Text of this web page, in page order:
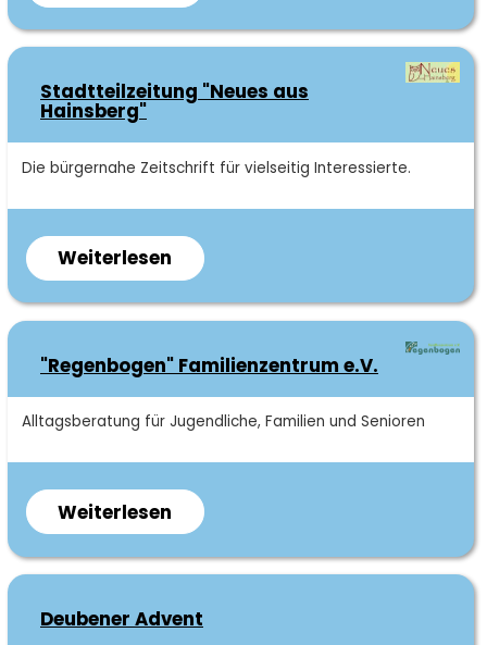
-
Beratung
LSBTIQ+
und
deren
Angehörige.
48h
Aktion
Stadtteilzeitung "Neues aus
Hainsberg"
Kurzbeschreibung
Die bürgernahe Zeitschrift für vielseitig Interessierte.
Weiterlesen über
Stadtteilzeitung
"Neues
Hainsberg"
"Regenbogen" Familienzentrum e.V.
Kurzbeschreibung
Alltagsberatung für Jugendliche, Familien und Senioren
Weiterlesen über
"Regenbogen"
Familienzentrum
Deubener Advent